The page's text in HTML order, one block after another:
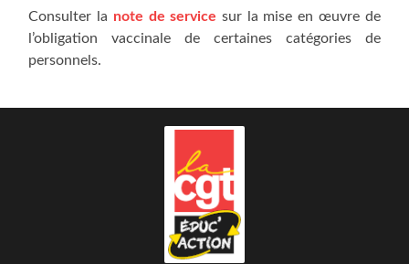
Consul­ter la note de ser­vice sur la mise en œuvre de
l’o­bli­ga­tion vac­ci­nale de cer­taines caté­go­ries de
personnels.